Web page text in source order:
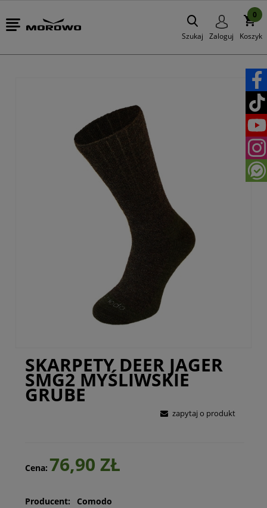
Szukaj Zaloguj Koszyk
0
SKARPETY DEER JAGER
SMG2 MYŚLIWSKIE
GRUBE
zapytaj o produkt
Cena: 76,90 ZŁ
Producent:
Comodo